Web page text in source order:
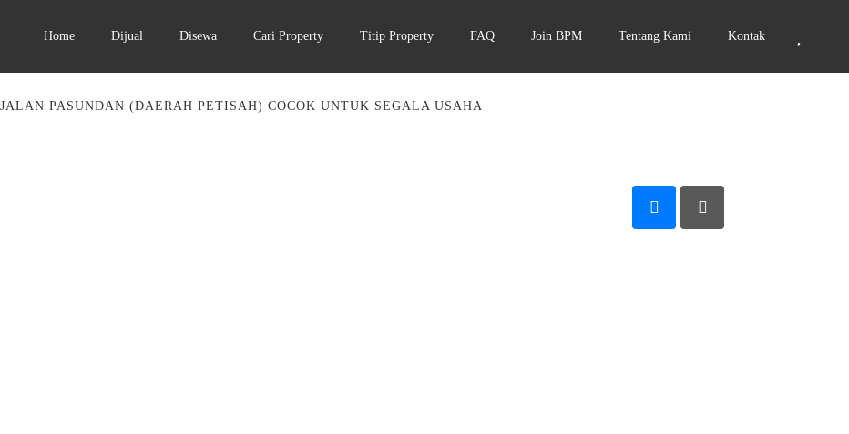
Home Dijual Disewa Cari Property Titip Property FAQ Join BPM Tentang Kami Kontak
PASUNDAN (DAERAH PETISAH) COCOK UNTUK SEGALA USAHA